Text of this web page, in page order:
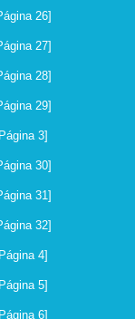
26]
27]
28]
29]
3]
30]
31]
32]
4]
5]
6]